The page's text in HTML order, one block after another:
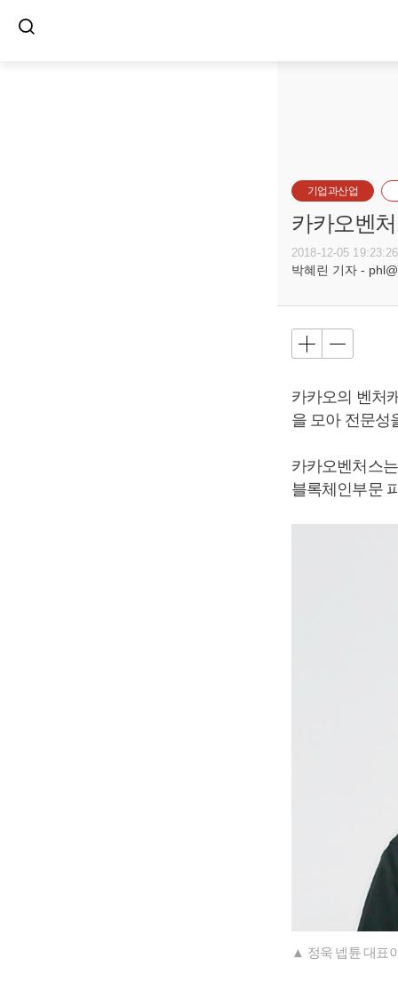
기업과산업
카카오벤
2018-12-05 19:23:26
박혜린 기자 -
카카오의 벤처
을 모아 전문성
카카오벤처스
블록체인부문
▲ 정욱 넵튠 대표